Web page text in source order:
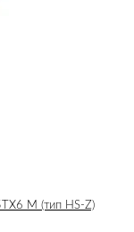
М (тип HS-Z)